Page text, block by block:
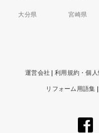
大分県 宮崎県
運営会社 利用規約・個
リフォーム用語集